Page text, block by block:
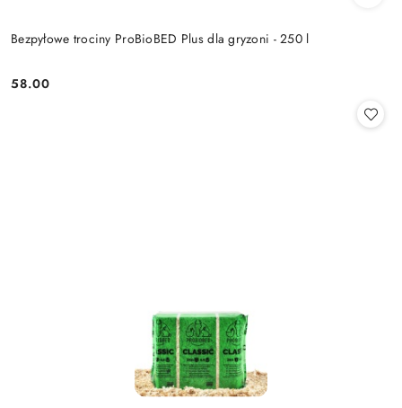
Bezpyłowe trociny ProBioBED Plus dla gryzoni - 250 l
Cena:
58.00